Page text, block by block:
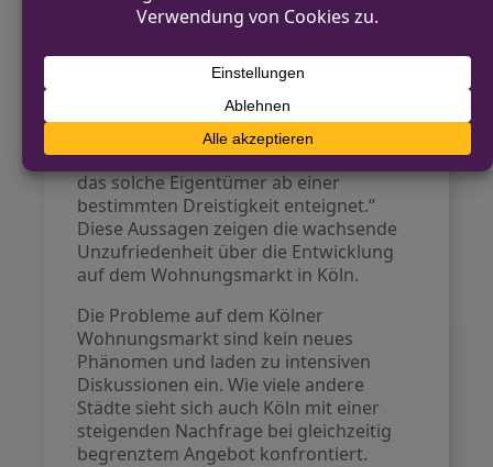
zahlreiche Interessenten anziehen wird,
Maßnahmen gegen derartige
Vermietungen. Ein Kommentar lautete:
„Es sollte ein Gesetz erlassen werden,
das solche Eigentümer ab einer
bestimmten Dreistigkeit enteignet.“
Diese Aussagen zeigen die wachsende
Unzufriedenheit über die Entwicklung
auf dem Wohnungsmarkt in Köln.
Die Probleme auf dem Kölner
Wohnungsmarkt sind kein neues
Phänomen und laden zu intensiven
Diskussionen ein. Wie viele andere
Städte sieht sich auch Köln mit einer
steigenden Nachfrage bei gleichzeitig
begrenztem Angebot konfrontiert.